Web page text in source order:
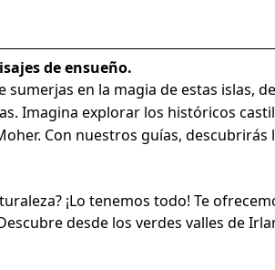
de ensueño.
en la magia de estas islas,
Imagina explorar los históricos
Con nuestros guías,
¡Lo tenemos todo! Te
desde los verdes valles de